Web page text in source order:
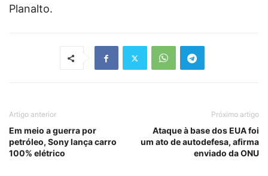
Planalto.
Artigo anterior
Em meio a guerra por
petróleo, Sony lança carro
100% elétrico
Próximo artigo
Ataque à base dos EUA foi
um ato de autodefesa, afirma
enviado da ONU